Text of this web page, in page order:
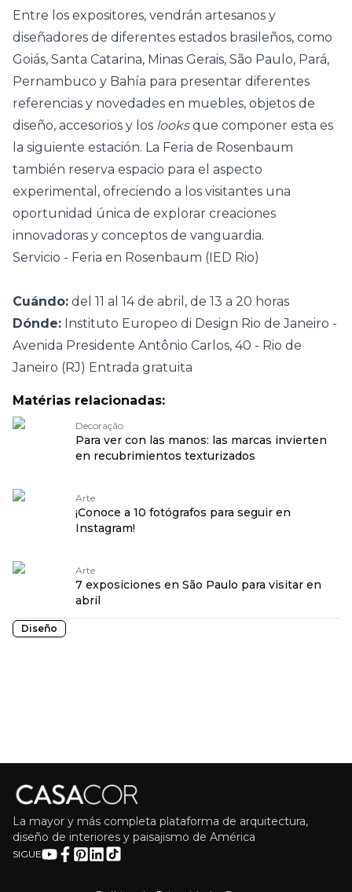
Entre los expositores, vendrán artesanos y
diseñadores de diferentes estados brasileños, como
Goiás, Santa Catarina, Minas Gerais, São Paulo, Pará,
Pernambuco y Bahía para presentar diferentes
referencias y novedades en muebles, objetos de
diseño, accesorios y los looksque componer esta es
la siguiente estación. La Feria de Rosenbaum
también reserva espacio para el aspecto
experimental, ofreciendo a los visitantes una
oportunidad única de explorar creaciones
innovadoras y conceptos de vanguardia.
Servicio - Feria en Rosenbaum (IED Rio)
Cuándo: del 11 al 14 de abril, de 13 a 20 horas
Dónde: Instituto Europeo di Design Rio de Janeiro -
Avenida Presidente Antônio Carlos, 40 - Rio de
Janeiro (RJ) Entrada gratuita
Matérias relacionadas:
Decoração
Para ver con las manos: las marcas invierten
en recubrimientos texturizados
Arte
¡Conoce a 10 fotógrafos para seguir en
Instagram!
Arte
7 exposiciones en São Paulo para visitar en
abril
Diseño
La mayor y más completa plataforma de arquitectura,
diseño de interiores y paisajismo de América
SIGUE